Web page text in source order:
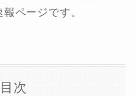
ページです。
目次